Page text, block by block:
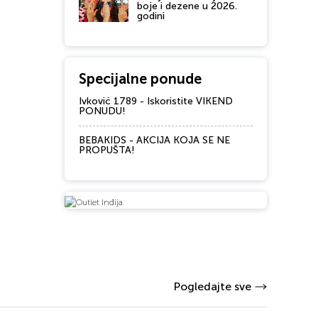
boje i dezene u 2026.
godini
Specijalne ponude
Ivković 1789 - Iskoristite VIKEND
PONUDU!
BEBAKIDS - AKCIJA KOJA SE NE
PROPUŠTA!
Pogledajte sve